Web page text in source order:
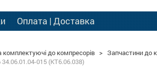
Оплата | Доставка
комплектуючі до компресорів > Запчастини до
015 (КТ6.06.038)